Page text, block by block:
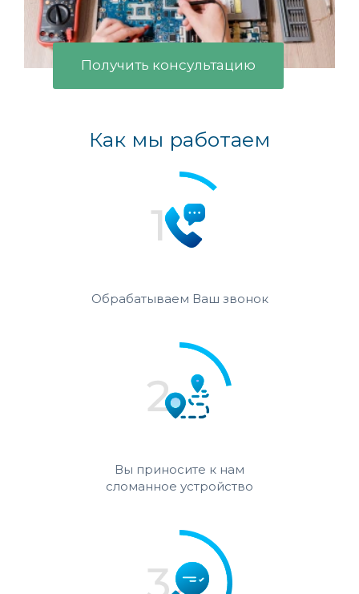
Получить консультацию
Как мы работаем
Обрабатываем Ваш звонок
Вы приносите к нам
сломанное устройство